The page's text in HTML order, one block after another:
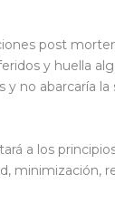
post
y huella
no abarcaría
a los
minimización,